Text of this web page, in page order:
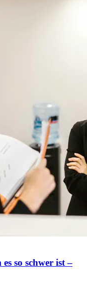
so schwer ist –